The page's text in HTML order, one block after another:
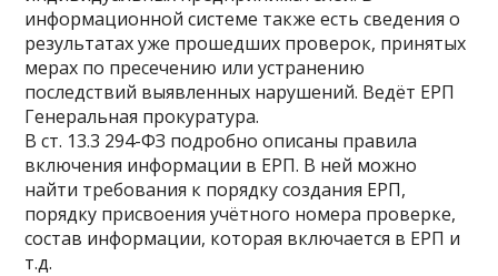
информационной системе также есть сведения о
результатах уже прошедших проверок, принятых
мерах по пресечению или устранению
последствий выявленных нарушений. Ведёт ЕРП
Генеральная прокуратура.
В ст. 13.3 294-ФЗ подробно описаны правила
включения информации в ЕРП. В ней можно
найти требования к порядку создания ЕРП,
порядку присвоения учётного номера проверке,
состав информации, которая включается в ЕРП и
т.д.